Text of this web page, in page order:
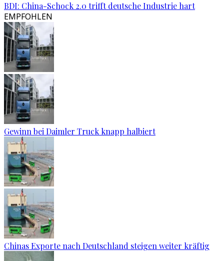
BDI: China-Schock 2.0 trifft deutsche Industrie hart
EMPFOHLEN
Gewinn bei Daimler Truck knapp halbiert
Chinas Exporte nach Deutschland steigen weiter kräftig